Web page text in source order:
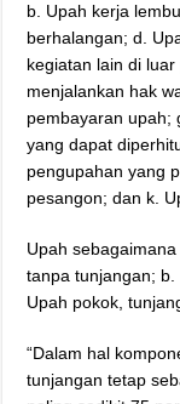
b. Upah kerja
berhalangan; d.
kegiatan lain di
menjalankan hak
pembayaran upah;
yang dapat
pengupahan yang
pesangon; dan k.
Upah
tanpa tunjangan;
Upah pokok,
“Dalam hal
tunjangan tetap